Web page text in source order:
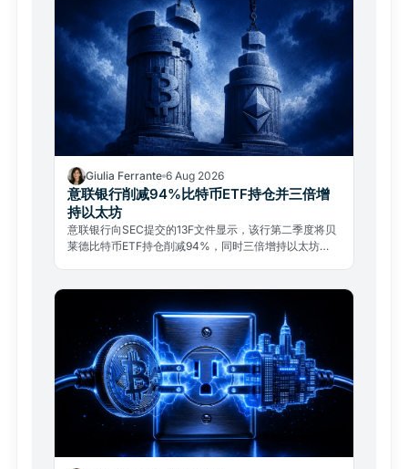
Giulia Ferrante 6 Aug 2026
意联银行削减94%比特币ETF持仓并三倍增
持以太坊
意联银行向SEC提交的13F文件显示，该行第二季度将贝
莱德比特币ETF持仓削减94%，同时三倍增持以太坊